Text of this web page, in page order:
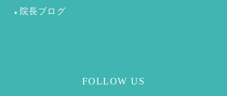
院長ブログ
FOLLOW US